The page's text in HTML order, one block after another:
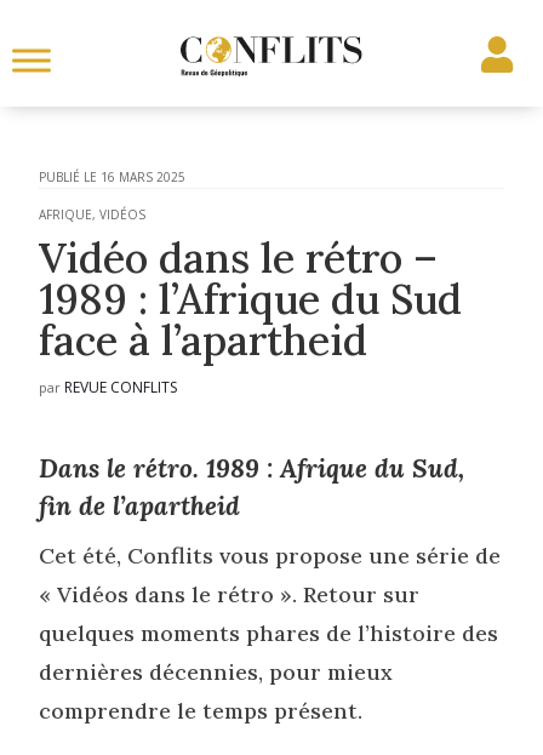
16 MARS 2025
AFRIQUE,VIDÉOS
Vidéo dans le rétro –
1989 : l’Afrique du Sud
face à l’apartheid
par REVUE CONFLITS
Dans le rétro. 1989 : Afrique du Sud,
fin de l’apartheid
Cet été, Conflits vous propose une série de
« Vidéos dans le rétro ». Retour sur
quelques moments phares de l’histoire des
dernières décennies, pour mieux
comprendre le temps présent.